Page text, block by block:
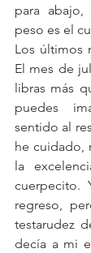
para
peso es el
Los últimos
El mes de
libras más
puedes
sentido al
he cuidado,
la
cuerpecito.
regreso,
testarudez
decía a mi